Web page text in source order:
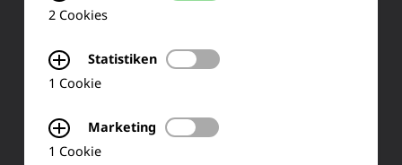
FAQ
KONTAKT
2 Cookies
Statistiken
1 Cookie
Marketing
1 Cookie